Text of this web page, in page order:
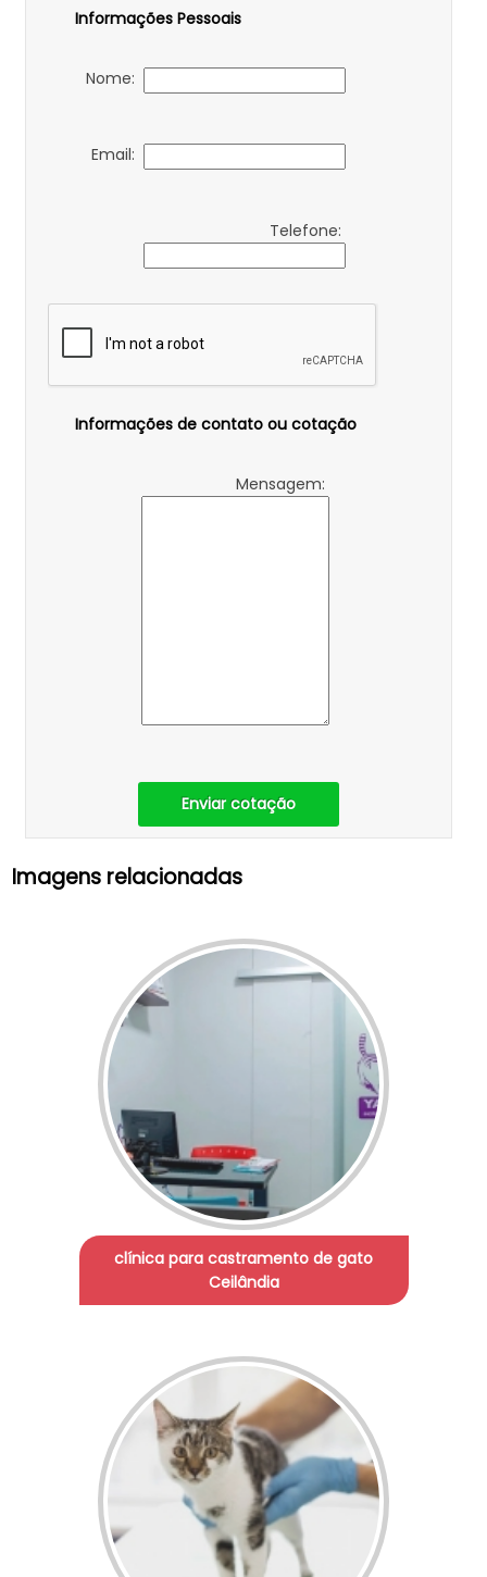
Informações Pessoais
Nome:
Email:
Telefone:
Informações de contato ou cotação
Mensagem:
Enviar cotação
Imagens relacionadas
clínica para castramento de gato
Ceilândia